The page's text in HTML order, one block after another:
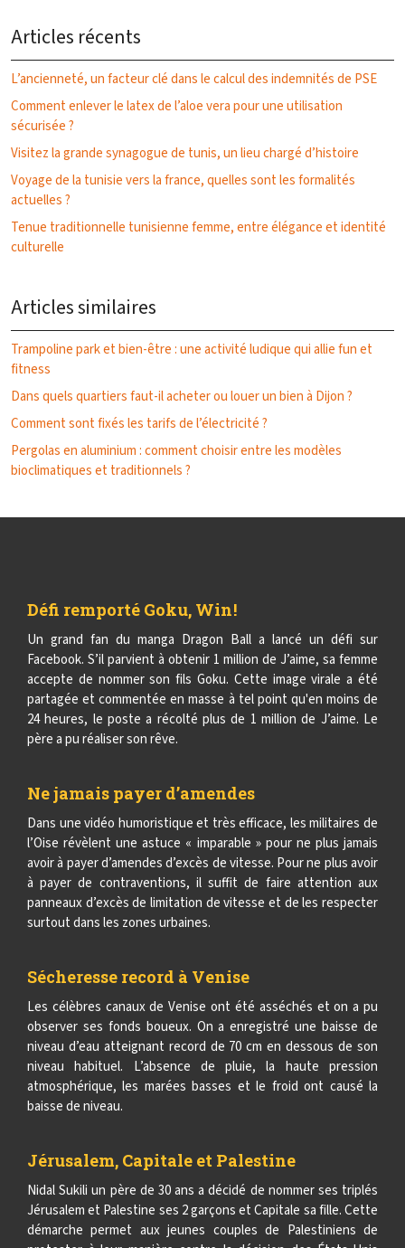
Articles récents
L’ancienneté, un facteur clé dans le calcul des indemnités de PSE
Comment enlever le latex de l’aloe vera pour une utilisation
sécurisée ?
Visitez la grande synagogue de tunis, un lieu chargé d’histoire
Voyage de la tunisie vers la france, quelles sont les formalités
actuelles ?
Tenue traditionnelle tunisienne femme, entre élégance et identité
culturelle
Articles similaires
Trampoline park et bien-être : une activité ludique qui allie fun et
fitness
Dans quels quartiers faut-il acheter ou louer un bien à Dijon ?
Comment sont fixés les tarifs de l’électricité ?
Pergolas en aluminium : comment choisir entre les modèles
bioclimatiques et traditionnels ?
Défi remporté Goku, Win !
Un grand fan du manga Dragon Ball a lancé un défi sur
Facebook. S’il parvient à obtenir 1 million de J’aime, sa femme
accepte de nommer son fils Goku. Cette image virale a été
partagée et commentée en masse à tel point qu'en moins de
24 heures, le poste a récolté plus de 1 million de J’aime. Le
père a pu réaliser son rêve.
Ne jamais payer d’amendes
Dans une vidéo humoristique et très efficace, les militaires de
l’Oise révèlent une astuce « imparable » pour ne plus jamais
avoir à payer d’amendes d’excès de vitesse. Pour ne plus avoir
à payer de contraventions, il suffit de faire attention aux
panneaux d’excès de limitation de vitesse et de les respecter
surtout dans les zones urbaines.
Sécheresse record à Venise
Les célèbres canaux de Venise ont été asséchés et on a pu
observer ses fonds boueux. On a enregistré une baisse de
niveau d’eau atteignant record de 70 cm en dessous de son
niveau habituel. L’absence de pluie, la haute pression
atmosphérique, les marées basses et le froid ont causé la
baisse de niveau.
Jérusalem, Capitale et Palestine
Nidal Sukili un père de 30 ans a décidé de nommer ses triplés
Jérusalem et Palestine ses 2 garçons et Capitale sa fille. Cette
démarche permet aux jeunes couples de Palestiniens de